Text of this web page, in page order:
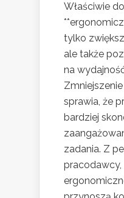
Właściwie
tylko
ale także
na
sprawia, że
bardziej
zadania. Z